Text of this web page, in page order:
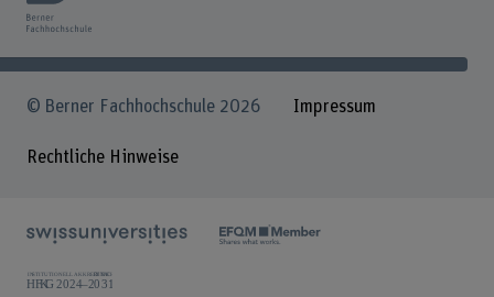
© Berner Fachhochschule 2026 Impressum
Rechtliche Hinweise